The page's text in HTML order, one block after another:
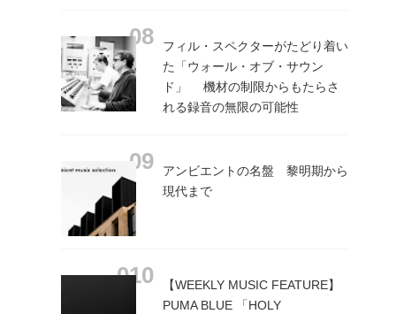
フィル・スペクターがたどり着い
た「ウォール・オブ・サウン
ド」 機材の制限からもたらさ
れる録音の無限の可能性
アンビエントの名盤 黎明期から
現代まで
【WEEKLY MUSIC FEATURE】
PUMA BLUE 「HOLY